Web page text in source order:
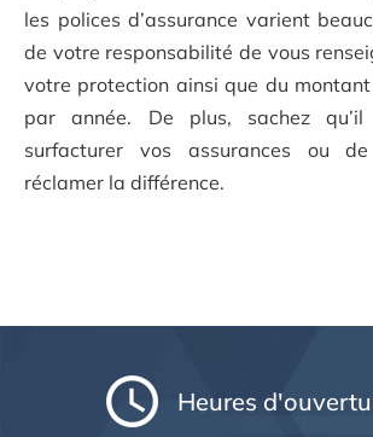
les polices d’assurance varient
de votre responsabilité de vous
votre protection ainsi que du
par année. De plus, sachez
surfacturer vos assurances ou
réclamer la différence.
Heures